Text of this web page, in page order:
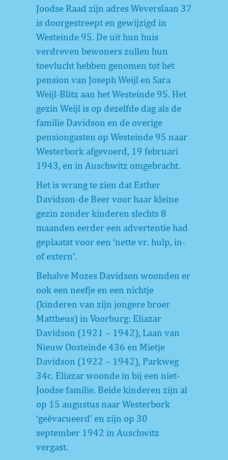
Joodse Raad zijn adres Weverslaan 37
is doorgestreept en gewijzigd in
Westeinde 95. De uit hun huis
verdreven bewoners zullen hun
toevlucht hebben genomen tot het
pension van Joseph Weijl en Sara
Weijl-Blitz aan het Westeinde 95. Het
gezin Weijl is op dezelfde dag als de
familie Davidson en de overige
pensiongasten op Westeinde 95 naar
Westerbork afgevoerd, 19 februari
1943, en in Auschwitz omgebracht.
Het is wrang te zien dat Esther
Davidson-de Beer voor haar kleine
gezin zonder kinderen slechts 8
maanden eerder een advertentie had
geplaatst voor een ‘nette vr. hulp, in-
of extern’.
Behalve Mozes Davidson woonden er
ook een neefje en een nichtje
(kinderen van zijn jongere broer
Mattheus) in Voorburg: Eliazar
Davidson (1921 – 1942), Laan van
Nieuw Oosteinde 436 en Mietje
Davidson (1922 – 1942), Parkweg
34c. Eliazar woonde in bij een niet-
Joodse familie. Beide kinderen zijn al
op 15 augustus naar Westerbork
‘geëvacueerd’ en zijn op 30
september 1942 in Auschwitz
vergast.